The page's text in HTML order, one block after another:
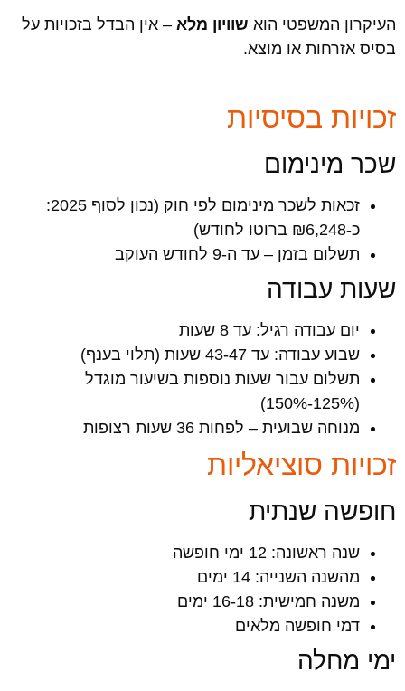
העיקרון המשפטי הוא שוויון מלא – אין הבדל בזכויות על
בסיס אזרחות או מוצא.
זכויות בסיסיות
שכר מינימום
זכאות לשכר מינימום לפי חוק (נכון לסוף 2025:
כ-₪6,248 ברוטו לחודש)
תשלום בזמן – עד ה-9 לחודש העוקב
שעות עבודה
יום עבודה רגיל: עד 8 שעות
שבוע עבודה: עד 43-47 שעות (תלוי בענף)
תשלום עבור שעות נוספות בשיעור מוגדל
(125%-150%)
מנוחה שבועית – לפחות 36 שעות רצופות
זכויות סוציאליות
חופשה שנתית
שנה ראשונה: 12 ימי חופשה
מהשנה השנייה: 14 ימים
משנה חמישית: 16-18 ימים
דמי חופשה מלאים
ימי מחלה